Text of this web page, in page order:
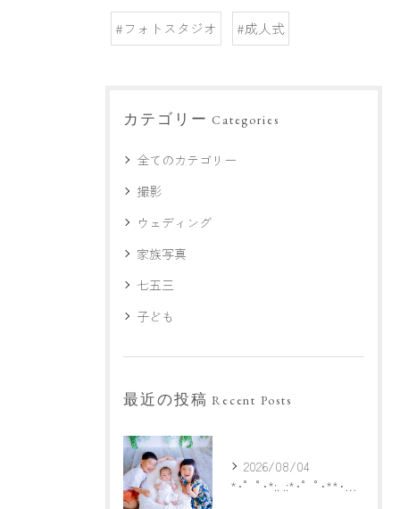
#フォトスタジオ #成人式
カテゴリー Categories
全てのカテゴリー
撮影
ウェディング
家族写真
七五三
子ども
最近の投稿 Recent Posts
2026/08/04
*･゜ﾟ･*:. .:*･゜ﾟ･**･゜ﾟ･*:.